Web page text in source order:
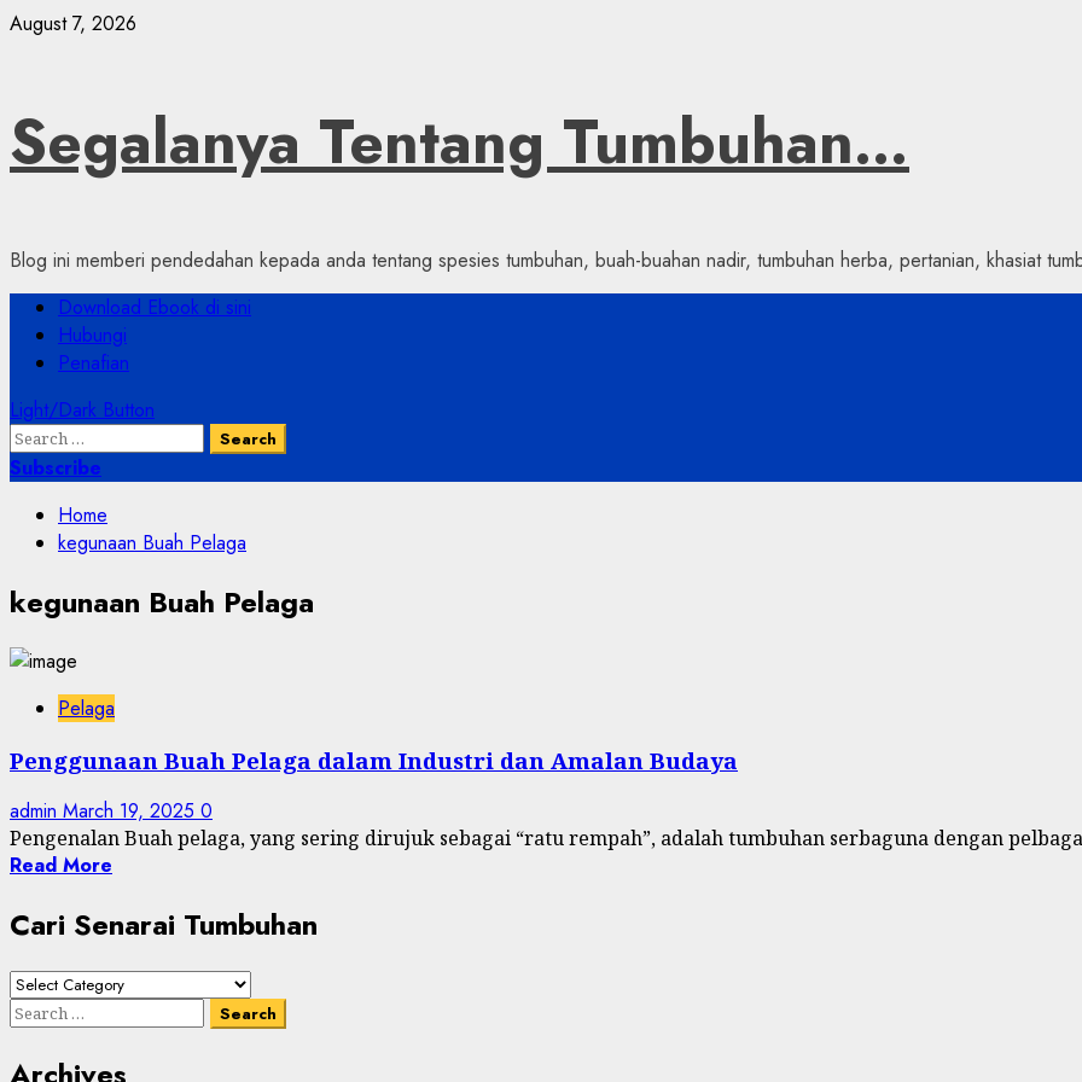
Skip
August 7, 2026
Segalanya Tentang Tumbuhan…
Blog ini memberi pendedahan kepada anda tentang spesies tumbuhan, buah-buahan nadir, tumbuhan herba, pertanian, khasiat
Primary
Menu
Download Ebook di sini
Hubungi
Penafian
Light/Dark Button
Search
for:
Subscribe
Home
kegunaan Buah Pelaga
kegunaan Buah Pelaga
Pelaga
Penggunaan Buah Pelaga dalam Industri dan Amalan Budaya
admin March 19, 2025 0
Pengenalan Buah pelaga, yang sering dirujuk sebagai “ratu rempah”, adalah tumbuhan serbaguna dengan
Read More
Cari Senarai Tumbuhan
Cari
Senarai
Search